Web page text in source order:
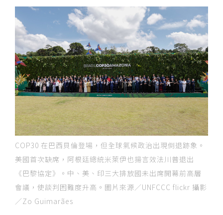
COP30 在巴西貝倫登場，但全球氣候政治出現倒退跡象。
美國首次缺席，阿根廷總統米萊伊也揚言效法川普退出
《巴黎協定》。中、美、印三大排放國未出席開幕前高層
會議，使談判困難度升高。圖片來源／UNFCCC flickr 攝影
／Zo Guimarães